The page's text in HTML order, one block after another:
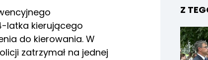
latka kierującego
do kierowania. W
zatrzymał na jednej
Z